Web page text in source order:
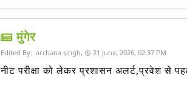
मुंगेर
Edited By: archana singh, 21 June, 2026, 02:37 PM
नीट परीक्षा को लेकर प्रशासन अलर्ट,प्रवेश से